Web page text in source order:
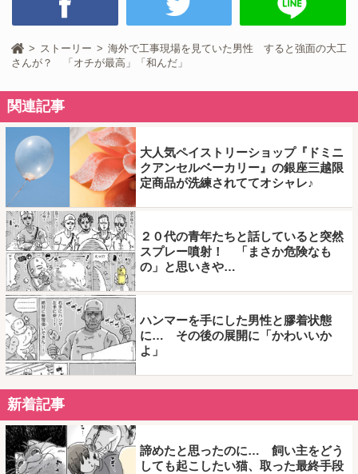
ストーリー
海外で工事現場を見ていた男性 すると強面の大工
さんが？ 「オチが最高」「和んだ」
関連記事
大人気ペイストリーショップ『ドミニ
クアンセルベーカリー』の銀座三越限
定商品が洗練されててオシャレ♪
２０代の青年たちと話していると突然
スプレー噴射！ 「まさか危険なも
の」と思いきや…
ハンマーを手にした男性と膠着状態
に… その後の展開に「かわいいか
よ」
新着記事
諦めたと思ったのに… 飼い主をどう
しても起こしたい猫、取った最終手段